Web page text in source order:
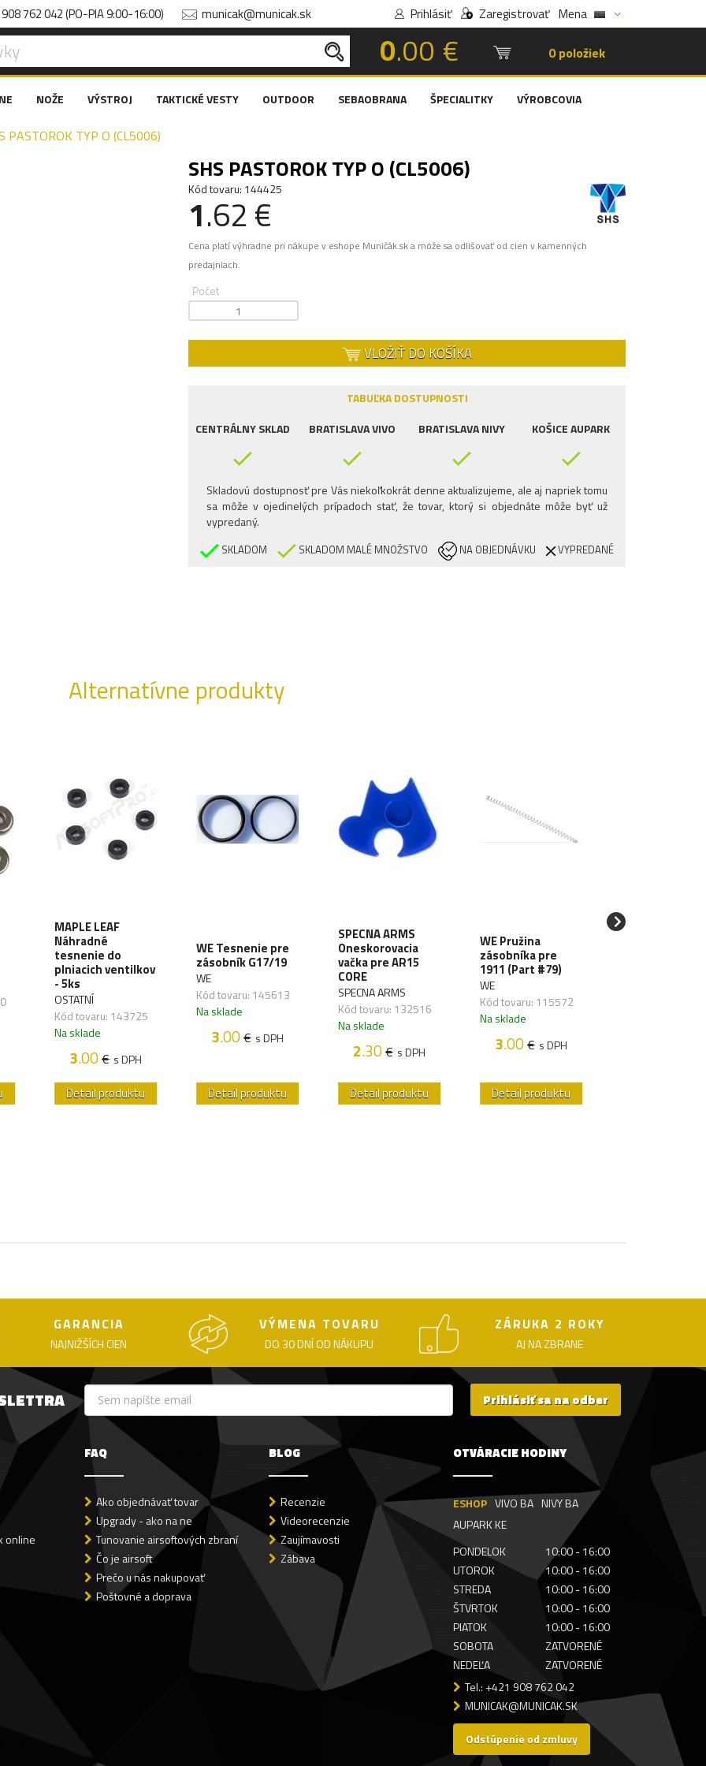
762 042 (PO-PIA 9:00-16:00) municak@municak.sk Prihlásiť Zaregistrovať Mena
0.00 € 0 položiek
NOŽE VÝSTROJ TAKTICKÉ VESTY OUTDOOR SEBAOBRANA ŠPECIALITKY VÝROBCOVIA
PASTOROK TYP O (CL5006)
SHS PASTOROK TYP O (CL5006)
Kód tovaru: 144425
1.62 €
Cena platí výhradne pri nákupe v eshope Muničák.sk a môže sa odlišovať od cien v kamenných
predajniach.
Počet
VLOŽIŤ DO KOŠÍKA
TABUĽKA DOSTUPNOSTI
CENTRÁLNY SKLAD
BRATISLAVA VIVO BRATISLAVA NIVY KOŠICE AUPARK
Skladovú dostupnosť pre Vás niekoľkokrát denne aktualizujeme, ale aj napriek tomu
sa môže v ojedinelých prípadoch stať, že tovar, ktorý si objednáte môže byť už
vypredaný.
SKLADOM SKLADOM MALÉ MNOŽSTVO NA OBJEDNÁVKU VYPREDANÉ
Alternatívne produkty
MAPLE LEAF
Náhradné
tesnenie do
plniacich ventilkov
- 5ks
OSTATNÍ
Kód tovaru: 143725
Na sklade
3.00€ s DPH
Detail produktu
WE Tesnenie pre
zásobník G17/19
WE
Kód tovaru: 145613
Na sklade
3.00€ s DPH
Detail produktu
SPECNA ARMS
Oneskorovacia
vačka pre AR15
CORE
SPECNA ARMS
Kód tovaru: 132516
Na sklade
2.30€ s DPH
Detail produktu
WE Pružina
zásobníka pre
1911 (Part #79)
WE
Kód tovaru: 115572
Na sklade
3.00€ s DPH
Detail produktu
SPECNA ARMS
GARANCIA
NAJNIŽŠÍCH CIEN
VÝMENA TOVARU
DO 30 DNÍ OD NÁKUPU
ZÁRUKA 2 ROKY
AJ NA ZBRANE
Prihlásiť sa na odber
online
FAQ
Ako objednávať tovar
Upgrady - ako na ne
Tunovanie airsoftových zbraní
Čo je airsoft
Prečo u nás nakupovať
Poštovné a doprava
BLOG
Recenzie
Videorecenzie
Zaujímavosti
Zábava
OTVÁRACIE HODINY
ESHOP VIVO BA NIVY BA
AUPARK KE
PONDELOK
10:00 - 16:00
UTOROK
10:00 - 16:00
STREDA
10:00 - 16:00
ŠTVRTOK
10:00 - 16:00
PIATOK
10:00 - 16:00
SOBOTA
ZATVORENÉ
NEDEĽA
ZATVORENÉ
Tel.: +421 908 762 042
MUNICAK@MUNICAK.SK
Odstúpenie od zmluvy